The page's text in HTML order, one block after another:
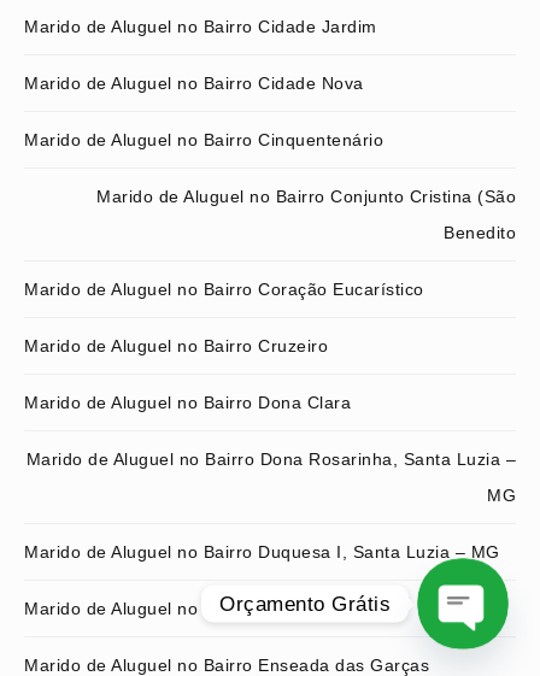
Marido de Aluguel no Bairro Cidade Jardim
Marido de Aluguel no Bairro Cidade Nova
Marido de Aluguel no Bairro Cinquentenário
Marido de Aluguel no Bairro Conjunto Cristina (São
Benedito
Marido de Aluguel no Bairro Coração Eucarístico
Marido de Aluguel no Bairro Cruzeiro
Marido de Aluguel no Bairro Dona Clara
Marido de Aluguel no Bairro Dona Rosarinha, Santa Luzia –
MG
Marido de Aluguel no Bairro Duquesa I, Santa Luzia – MG
Marido de Aluguel no Bairro Duquesa II
Marido de Aluguel no Bairro Enseada das Garças
Orçamento Grátis